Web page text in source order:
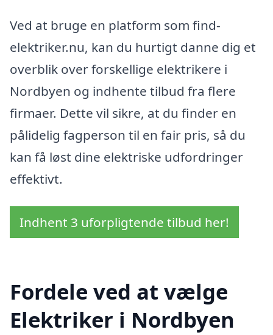
Ved at bruge en platform som find-
elektriker.nu, kan du hurtigt danne dig et
overblik over forskellige elektrikere i
Nordbyen og indhente tilbud fra flere
firmaer. Dette vil sikre, at du finder en
pålidelig fagperson til en fair pris, så du
kan få løst dine elektriske udfordringer
effektivt.
Indhent 3 uforpligtende tilbud her!
Fordele ved at vælge
Elektriker i Nordbyen